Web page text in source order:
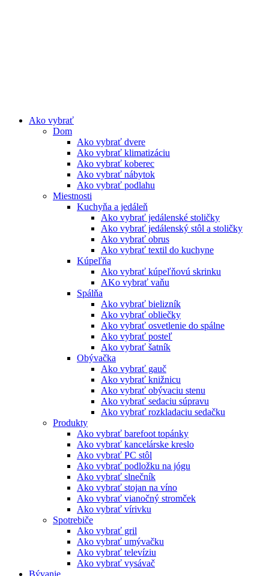
Ako vybrať
Dom
Ako vybrať dvere
Ako vybrať klimatizáciu
Ako vybrať koberec
Ako vybrať nábytok
Ako vybrať podlahu
Miestnosti
Kuchyňa a jedáleň
Ako vybrať jedálenské stoličky
Ako vybrať jedálenský stôl a stoličky
Ako vybrať obrus
Ako vybrať textil do kuchyne
Kúpeľňa
Ako vybrať kúpeľňovú skrinku
AKo vybrať vaňu
Spálňa
Ako vybrať bielizník
Ako vybrať obliečky
Ako vybrať osvetlenie do spálne
Ako vybrať posteľ
Ako vybrať šatník
Obývačka
Ako vybrať gauč
Ako vybrať knižnicu
Ako vybrať obývaciu stenu
Ako vybrať sedaciu súpravu
Ako vybrať rozkladaciu sedačku
Produkty
Ako vybrať barefoot topánky
Ako vybrať kancelárske kreslo
Ako vybrať PC stôl
Ako vybrať podložku na jógu
Ako vybrať slnečník
Ako vybrať stojan na víno
Ako vybrať vianočný stromček
Ako vybrať vírivku
Spotrebiče
Ako vybrať gril
Ako vybrať umývačku
Ako vybrať televíziu
Ako vybrať vysávač
Bývanie